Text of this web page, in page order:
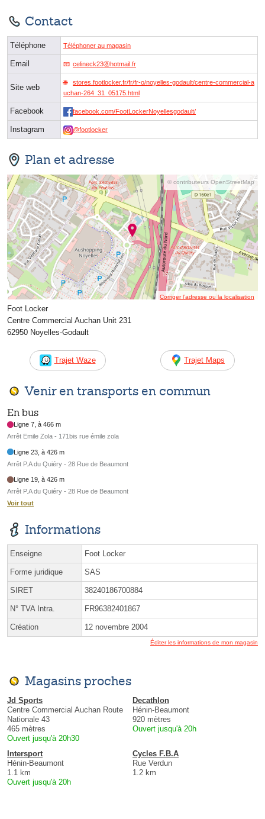
Contact
Téléphone Téléphoner au magasin
Email celineck23ⓐhotmail.fr
Site web
stores.footlocker.fr/fr/fr-o/noyelles-godault/centre-commercial-a
uchan-264_31_05175.html
Facebook facebook.com/FootLockerNoyellesgodault/
Instagram @footlocker
Plan et adresse
© contributeurs OpenStreetMap
Corriger l’adresse ou la localisation
Foot Locker
Centre Commercial Auchan Unit 231
62950 Noyelles-Godault
Trajet Waze Trajet Maps
Venir en transports en commun
En bus
Ligne 7, à 466 m
Arrêt Emile Zola - 171bis rue émile zola
Ligne 23, à 426 m
Arrêt P.A du Quiéry - 28 Rue de Beaumont
Ligne 19, à 426 m
Arrêt P.A du Quiéry - 28 Rue de Beaumont
Voir tout
Informations
Enseigne Foot Locker
Forme juridique SAS
SIRET 38240186700884
N° TVA Intra. FR96382401867
Création 12 novembre 2004
Éditer les informations de mon magasin
Magasins proches
Jd Sports
Centre Commercial Auchan Route
Nationale 43
465 mètres
Ouvert jusqu'à 20h30
Decathlon
Hénin-Beaumont
920 mètres
Ouvert jusqu'à 20h
Intersport
Hénin-Beaumont
1.1 km
Ouvert jusqu'à 20h
Cycles F.B.A
Rue Verdun
1.2 km